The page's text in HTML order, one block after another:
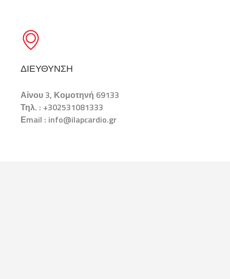
ΔΙΕΎΘΥΝΣΗ
Αίνου 3, Κομοτηνή 69133
Τηλ. : +302531081333
Εmail : info@ilapcardio.gr